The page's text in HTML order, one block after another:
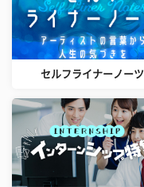
セルフライナーノーツ